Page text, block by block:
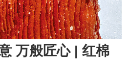
万般匠心 | 红棉